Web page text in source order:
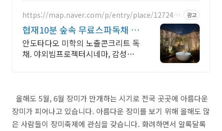
형스크린, 넓은잔디정원
https://map.naver.com/p/entry/place/1272451
광고
협재10분 숲속 무료스파독채 퀸
침대 2개 가족/커플 독채
안도타다오 미학의 노출콘크리트 독
채. 야외빔프로젝터시네마, 감성불
올해도 5월, 6월 장미가 만개하는 시기로 전국 곳곳에 아름다운
장미가 피어나고 있습니다. 아름다운 장미를 보기 위해 올해도 많
은 사람들이 장미축제에 관심을 갖습니다. 화려하면서 알록달록